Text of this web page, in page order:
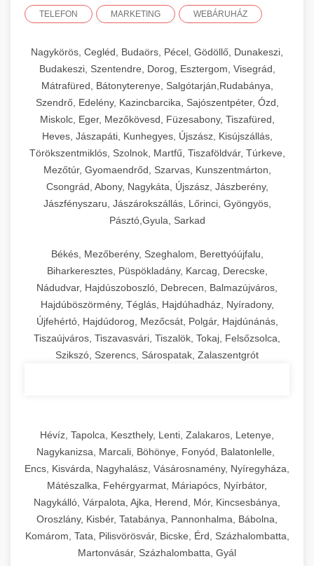
TELEFON MARKETING WEBÁRUHÁZ
Nagykörös, Cegléd, Budaörs, Pécel, Gödöllő, Dunakeszi,
Budakeszi, Szentendre, Dorog, Esztergom, Visegrád,
Mátrafüred, Bátonyterenye, Salgótarján,Rudabánya,
Szendrő, Edelény, Kazincbarcika, Sajószentpéter, Ózd,
Miskolc, Eger, Mezőkövesd, Füzesabony, Tiszafüred,
Heves, Jászapáti, Kunhegyes, Újszász, Kisújszállás,
Törökszentmiklós, Szolnok, Martfű, Tiszaföldvár, Túrkeve,
Mezőtúr, Gyomaendrőd, Szarvas, Kunszentmárton,
Csongrád, Abony, Nagykáta, Újszász, Jászberény,
Jászfényszaru, Jászárokszállás, Lőrinci, Gyöngyös,
Pásztó,Gyula, Sarkad
Békés, Mezőberény, Szeghalom, Berettyóújfalu,
Biharkeresztes, Püspökladány, Karcag, Derecske,
Nádudvar, Hajdúszoboszló, Debrecen, Balmazújváros,
Hajdúböszörmény, Téglás, Hajdúhadház, Nyíradony,
Újfehértó, Hajdúdorog, Mezőcsát, Polgár, Hajdúnánás,
Tiszaújváros, Tiszavasvári, Tiszalök, Tokaj, Felsőzsolca,
Szikszó, Szerencs, Sárospatak, Zalaszentgrót
Hévíz, Tapolca, Keszthely, Lenti, Zalakaros, Letenye,
Nagykanizsa, Marcali, Böhönye, Fonyód, Balatonlelle,
Encs, Kisvárda, Nagyhalász, Vásárosnamény, Nyíregyháza,
Mátészalka, Fehérgyarmat, Máriapócs, Nyírbátor,
Nagykálló, Várpalota, Ajka, Herend, Mór, Kincsesbánya,
Oroszlány, Kisbér, Tatabánya, Pannonhalma, Bábolna,
Komárom, Tata, Pilisvörösvár, Bicske, Érd, Százhalombatta,
Martonvásár, Százhalombatta, Gyál